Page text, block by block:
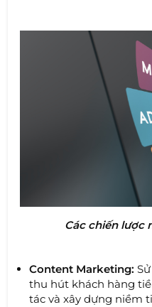
Các chiến lược
Content Marketing:
thu hút khách hàng
tác và xây dựng niềm